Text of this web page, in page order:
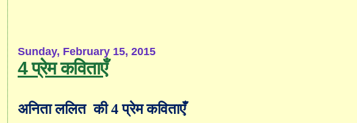
Sunday, February 15, 2015
4 प्रेम कविताएँ
अनिता ललित की 4 प्रेम कविताएँ